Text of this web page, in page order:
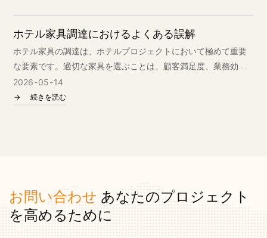
ホテル家具調達におけるよくある誤解
ホテル家具の調達は、ホテルプロジェクトにおいて極めて重要
な要素です。適切な家具を選ぶことは、顧客満足度、業務効
率、そして長期的な投資価値に影響を与えます。しかしなが
ら、多くのB2Bバイヤー、デザイナー、調達チームは、コスト増
2026 05 14
続きを読む
お問い合わせ あなたのプロジェクト
を高めるために